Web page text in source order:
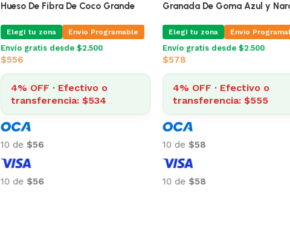
Hueso De Fibra De Coco Grande
Elegí tu zona Envio Programable
Envío gratis desde $2.500
$556
4% OFF · Efectivo o
transferencia: $534
10 de $56
10 de $56
Granada De Goma Azul y
Elegí tu zona Envio
Envío gratis desde $2.500
$578
4% OFF · Efectivo o
transferencia: $555
10 de $58
10 de $58